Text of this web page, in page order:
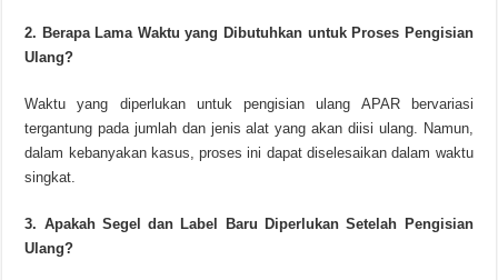
2. Berapa Lama Waktu yang Dibutuhkan untuk Proses Pengisian
Ulang?
Waktu yang diperlukan untuk pengisian ulang APAR bervariasi
tergantung pada jumlah dan jenis alat yang akan diisi ulang. Namun,
dalam kebanyakan kasus, proses ini dapat diselesaikan dalam waktu
singkat.
3. Apakah Segel dan Label Baru Diperlukan Setelah Pengisian
Ulang?